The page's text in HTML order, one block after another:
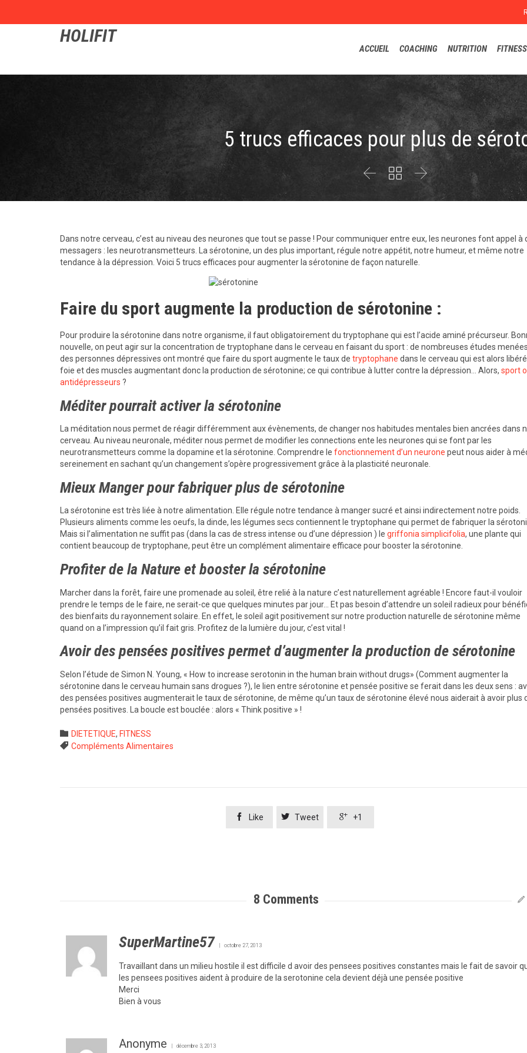
HOLIFIT
ACCUEIL COACHING NUTRITION FITNESS
5 trucs efficaces pour plus de
  
Dans notre cerveau, c’est au niveau des neurones que tout se passe ! Pour communiquer entre eux, les neurones font appel à
messagers : les neurotransmetteurs. La sérotonine, un des plus important, régule notre appétit, notre humeur, et même notre
tendance à la dépression. Voici 5 trucs efficaces pour augmenter la sérotonine de façon naturelle.
Faire du sport augmente la production de sérotonine :
Pour produire la sérotonine dans notre organisme, il faut obligatoirement du tryptophane qui est l’acide aminé précurseur.
nouvelle, on peut agir sur la concentration de tryptophane dans le cerveau en faisant du sport : de nombreuses études
des personnes dépressives ont montré que faire du sport augmente le taux de tryptophane dans le cerveau qui est alors
foie et des muscles augmentant donc la production de sérotonine; ce qui contribue à lutter contre la dépression… Alors, sport
antidépresseurs ?
Méditer pourrait activer la sérotonine
La méditation nous permet de réagir différemment aux évènements, de changer nos habitudes mentales bien ancrées dans
cerveau. Au niveau neuronale, méditer nous permet de modifier les connections ente les neurones qui se font par les
neurotransmetteurs comme la dopamine et la sérotonine. Comprendre le fonctionnement d’un neurone peut nous aider à
sereinement en sachant qu’un changement s’opère progressivement grâce à la plasticité neuronale.
Mieux Manger pour fabriquer plus de sérotonine
La sérotonine est très liée à notre alimentation. Elle régule notre tendance à manger sucré et ainsi indirectement notre poids.
Plusieurs aliments comme les oeufs, la dinde, les légumes secs contiennent le tryptophane qui permet de fabriquer la
Mais si l’alimentation ne suffit pas (dans la cas de stress intense ou d’une dépression ) le griffonia simplicifolia, une plante qui
contient beaucoup de tryptophane, peut être un complément alimentaire efficace pour booster la sérotonine.
Profiter de la Nature et booster la sérotonine
Marcher dans la forêt, faire une promenade au soleil, être relié à la nature c’est naturellement agréable ! Encore faut-il vouloir
prendre le temps de le faire, ne serait-ce que quelques minutes par jour… Et pas besoin d’attendre un soleil radieux pour
des bienfaits du rayonnement solaire. En effet, le soleil agit positivement sur notre production naturelle de sérotonine même
quand on a l’impression qu’il fait gris. Profitez de la lumière du jour, c’est vital !
Avoir des pensées positives permet d’augmenter la production de sérotonine
Selon l’étude de Simon N. Young, « How to increase serotonin in the human brain without drugs» (Comment augmenter la
sérotonine dans le cerveau humain sans drogues ?), le lien entre sérotonine et pensée positive se ferait dans les deux sens :
des pensées positives augmenterait le taux de sérotonine, de même qu’un taux de sérotonine élevé nous aiderait à avoir plus
pensées positives. La boucle est bouclée : alors « Think positive » !
 Category
DIETETIQUE, FITNESS
 Tags
Compléments Alimentaires
 Like  Tweet  +1
8 Comments
SuperMartine57 octobre 27, 2013
Travaillant dans un milieu hostile il est difficile d avoir des pensees positives constantes mais le fait de savoir
les pensees positives aident à produire de la serotonine cela devient déjà une pensée positive
Merci
Bien à vous
Anonyme décembre 3, 2013